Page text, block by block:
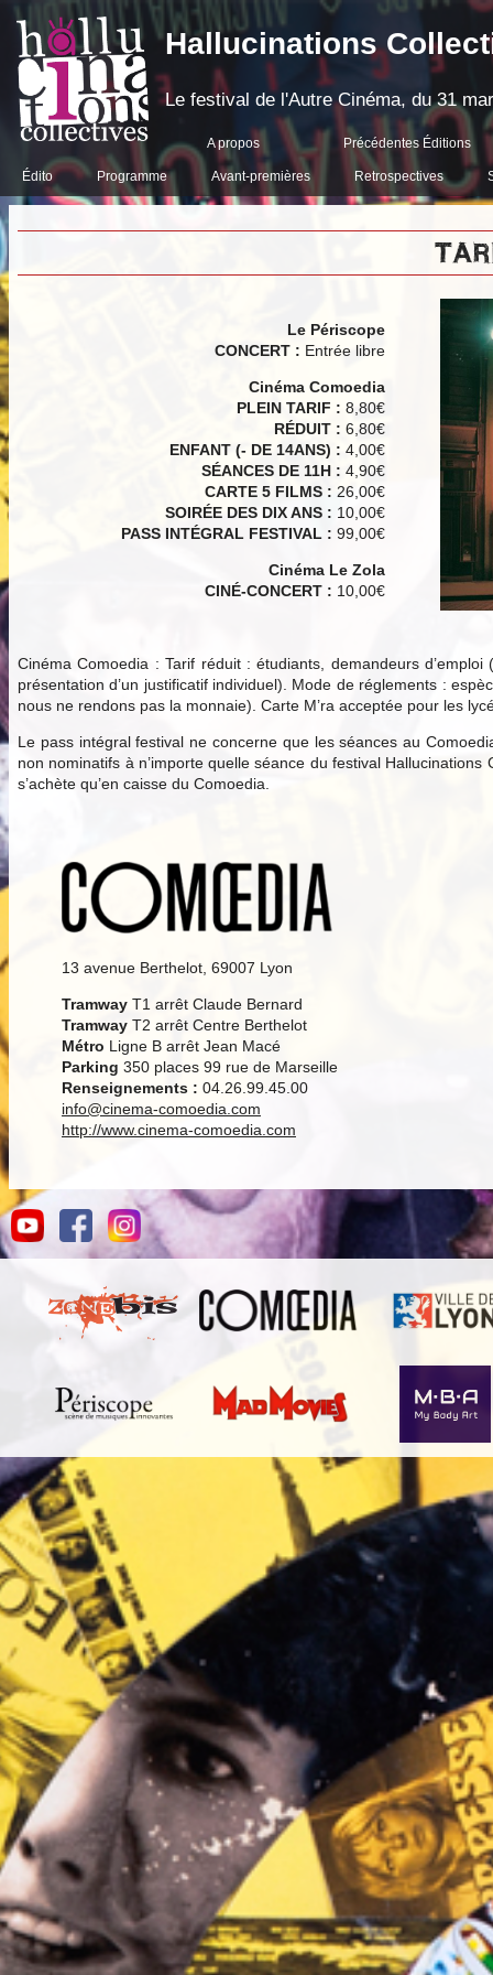
Hallucinations
Le festival de l'Autre Cinéma, du 31
A propos Précédentes Éditions
Édito Programme Avant-premières Retrospectives
Le Périscope
CONCERT : Entrée libre
Cinéma Comoedia
PLEIN TARIF : 8,80€
RÉDUIT : 6,80€
ENFANT (- DE 14ANS) : 4,00€
SÉANCES DE 11H : 4,90€
CARTE 5 FILMS : 26,00€
SOIRÉE DES DIX ANS : 10,00€
PASS INTÉGRAL FESTIVAL : 99,00€
Cinéma Le Zola
CINÉ-CONCERT : 10,00€
Cinéma Comoedia : Tarif réduit : étudiants, demandeurs
présentation d’un justificatif individuel). Mode de réglements :
nous ne rendons pas la monnaie). Carte M’ra acceptée pour les
Le pass intégral festival ne concerne que les séances au
non nominatifs à n’importe quelle séance du festival
s’achète qu’en caisse du Comoedia.
13 avenue Berthelot, 69007 Lyon
Tramway T1 arrêt Claude Bernard
Tramway T2 arrêt Centre Berthelot
Métro Ligne B arrêt Jean Macé
Parking 350 places 99 rue de Marseille
Renseignements : 04.26.99.45.00
info@cinema-comoedia.com
http://www.cinema-comoedia.com